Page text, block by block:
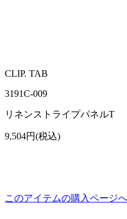
CLIP. TAB
3191C-009
リネンストライプパネルT
9,504円(税込)
このアイテムの購入ページへ